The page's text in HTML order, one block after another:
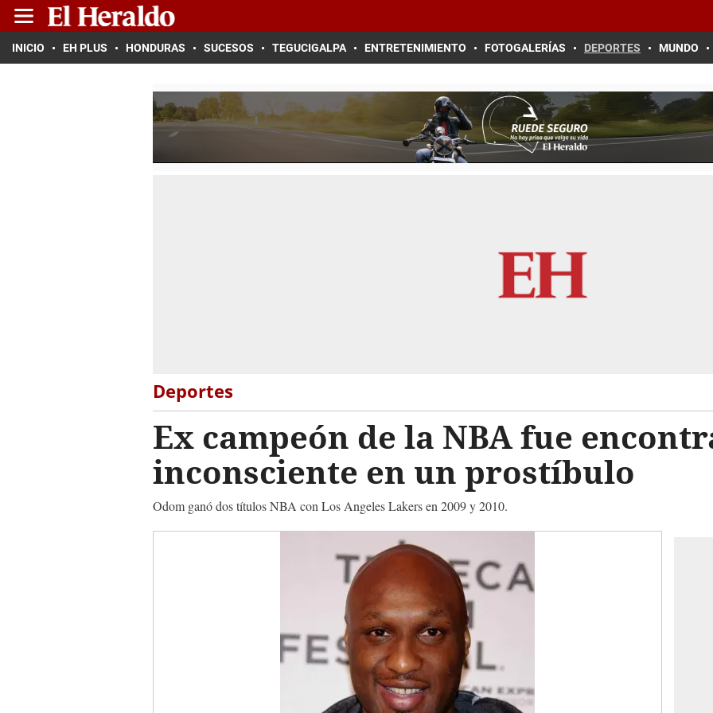
INICIO EH PLUS HONDURAS SUCESOS TEGUCIGALPA ENTRETENIMIENTO FOTOGALERÍAS DEPORTES MUNDO
Deportes
Ex campeón de la NBA fue
inconsciente en un prostíbulo
Odom ganó dos títulos NBA con Los Angeles Lakers en 2009 y 2010.